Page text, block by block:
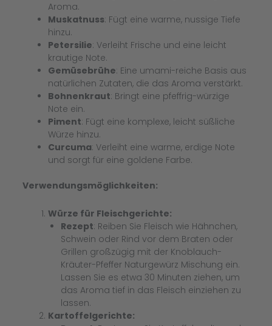
Aroma.
Muskatnuss: Fügt eine warme, nussige Tiefe
hinzu.
Petersilie: Verleiht Frische und eine leicht
krautige Note.
Gemüsebrühe: Eine umami-reiche Basis aus
natürlichen Zutaten, die das Aroma verstärkt.
Bohnenkraut: Bringt eine pfeffrig-würzige
Note ein.
Piment: Fügt eine komplexe, leicht süßliche
Würze hinzu.
Curcuma: Verleiht eine warme, erdige Note
und sorgt für eine goldene Farbe.
Verwendungsmöglichkeiten:
Würze für Fleischgerichte:
Rezept: Reiben Sie Fleisch wie Hähnchen,
Schwein oder Rind vor dem Braten oder
Grillen großzügig mit der Knoblauch-
Kräuter-Pfeffer Naturgewürz Mischung ein.
Lassen Sie es etwa 30 Minuten ziehen, um
das Aroma tief in das Fleisch einziehen zu
lassen.
Kartoffelgerichte: